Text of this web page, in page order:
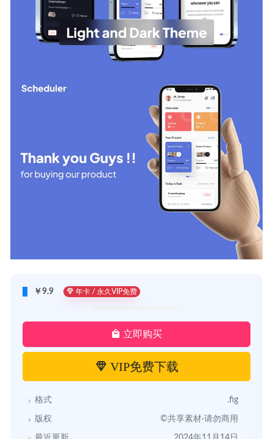
￥9.9 年卡 / 永久VIP免费
立即购买
VIP免费下载
格式 .fig
版权 ©共享素材·请勿商用